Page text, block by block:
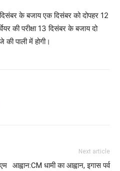
के बजाय एक दिसंबर को दोपहर 12
की परीक्षा 13 दिसंबर के बजाय दो
पाली में होगी।
Next article
आह्वान:CM धामी का आह्वान, इगास पर्व